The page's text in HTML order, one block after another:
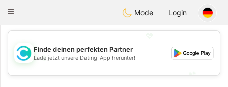
olombiaCitas
Toggle
Mode Login
💖
💕
Finde deinen perfekten Partner
Lade jetzt unsere Dating-App herunter!